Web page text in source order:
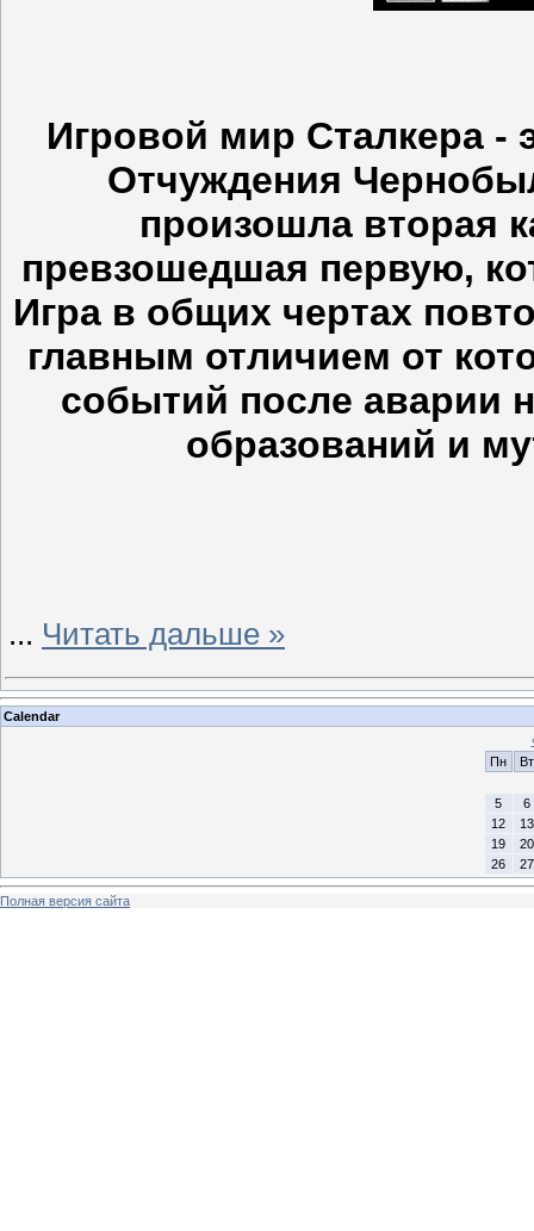
Игровой мир Сталкера -
Отчуждения
произошла вторая
превзошедшая первую,
Игра в общих чертах
главным отличием от
событий после аварии
образований и
... Читать дальше »
Calendar
Пн
Вт
5
6
12
13
19
20
26
27
Полная версия сайта